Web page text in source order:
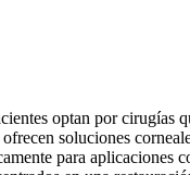
optan por cirugías
soluciones
para aplicaciones